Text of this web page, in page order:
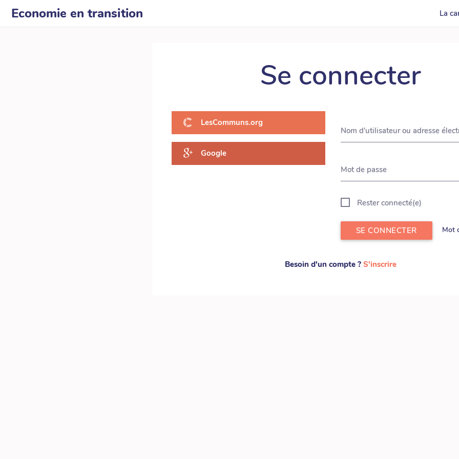
Economie en transition La
Se connecter
LesCommuns.org
Google
Nom d'utilisateur ou adresse
Mot de passe
Rester connecté(e)
SE CONNECTER Mot
Besoin d'un compte ? S'inscrire